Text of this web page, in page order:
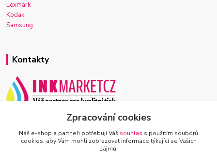
Lexmark
Kodak
Samsung
Kontakty
Josef Macek
+420 603 921 266
Po-Ne, 7-22h
Zpracování cookies
Náš e-shop a partneři potřebují Váš souhlas s použitím souborů
cookies, aby Vám mohli zobrazovat informace týkající se Vašich
zájmů.